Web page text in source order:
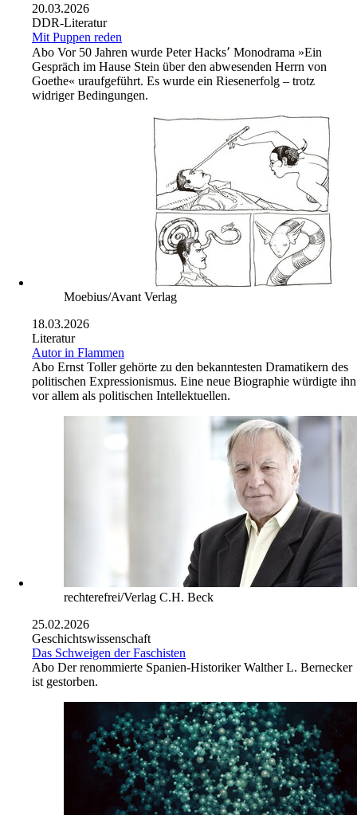
20.03.2026
DDR-Literatur
Mit Puppen reden
Abo Vor 50 Jahren wurde Peter Hacks՚ Monodrama »Ein
Gespräch im Hause Stein über den abwesenden Herrn von
Goethe« uraufgeführt. Es wurde ein Riesenerfolg – trotz
widriger Bedingungen.
Moebius/Avant Verlag
18.03.2026
Literatur
Autor in Flammen
Abo Ernst Toller gehörte zu den bekanntesten Dramatikern des
politischen Expressionismus. Eine neue Biographie würdigte ihn
vor allem als politischen Intellektuellen.
rechterefrei/Verlag C.H. Beck
25.02.2026
Geschichtswissenschaft
Das Schweigen der Faschisten
Abo Der renommierte Spanien-Historiker Walther L. Bernecker
ist gestorben.